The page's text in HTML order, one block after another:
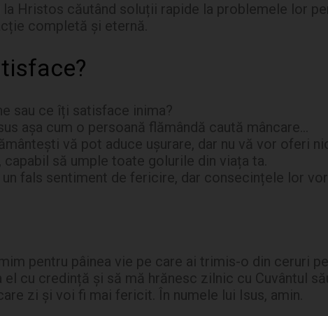
Hristos căutând soluții rapide la problemele lor
completă și eternă.
sau ce îți satisface inima?
așa cum o persoană flămândă caută mâncare…
vă pot aduce ușurare, dar nu vă vor oferi
capabil să umple toate golurile din viața ta.
fals sentiment de fericire, dar consecințele lor
pentru pâinea vie pe care ai trimis-o din ceruri
cu credință și să mă hrănesc zilnic cu Cuvântul
zi și voi fi mai fericit. În numele lui Isus, amin.